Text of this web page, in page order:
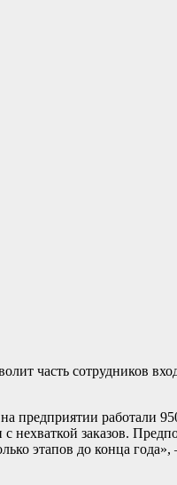
часть сотрудников
работали
заказов.
этапов до конца